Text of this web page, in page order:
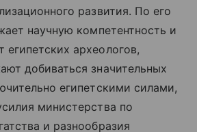
развития. По его
научную компетентность и
археологов,
добиваться значительных
египетскими силами,
министерства по
и разнообразия